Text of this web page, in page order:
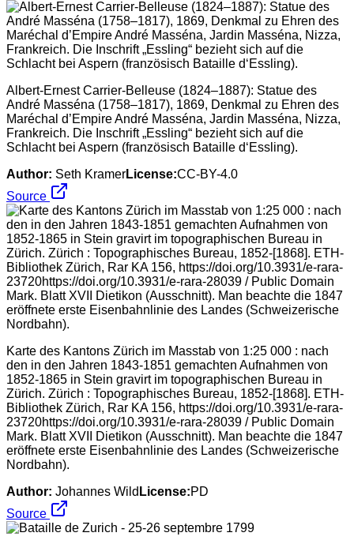
Albert-Ernest Carrier-Belleuse (1824–1887): Statue des
André Masséna (1758–1817), 1869, Denkmal zu Ehren des
Maréchal d’Empire André Masséna, Jardin Masséna, Nizza,
Frankreich. Die Inschrift „Essling“ bezieht sich auf die
Schlacht bei Aspern (französisch Bataille d‘Essling).
Author: Seth KramerLicense:CC-BY-4.0
Source
Karte des Kantons Zürich im Masstab von 1:25 000 : nach
den in den Jahren 1843-1851 gemachten Aufnahmen von
1852-1865 in Stein gravirt im topographischen Bureau in
Zürich. Zürich : Topographisches Bureau, 1852-[1868]. ETH-
Bibliothek Zürich, Rar KA 156, https://doi.org/10.3931/e-rara-
23720https://doi.org/10.3931/e-rara-28039 / Public Domain
Mark. Blatt XVII Dietikon (Ausschnitt). Man beachte die 1847
eröffnete erste Eisenbahnlinie des Landes (Schweizerische
Nordbahn).
Author: Johannes Wild License:PD
Source